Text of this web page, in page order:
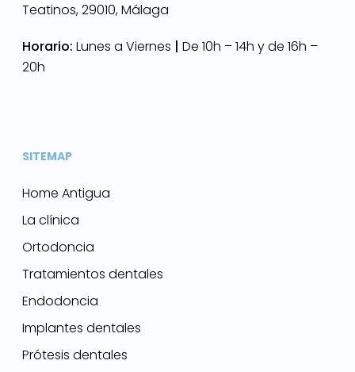
Teatinos, 29010, Málaga
Horario: Lunes a Viernes | De 10h – 14h y de 16h –
20h
SITEMAP
Home Antigua
La clínica
Ortodoncia
Tratamientos dentales
Endodoncia
Implantes dentales
Prótesis dentales